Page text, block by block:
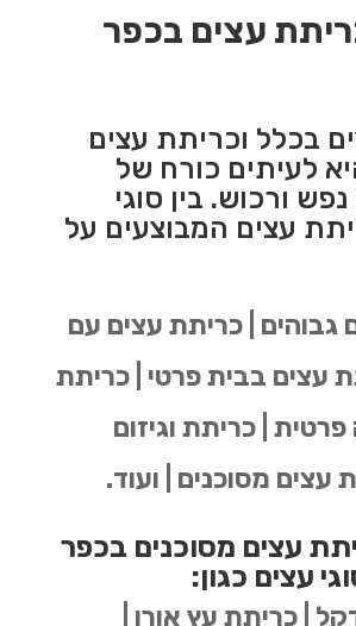
עצים בכפר
בכלל וכריתת עצים
לעיתים כורח של
ורכוש. בין סוגי
עצים המבוצעים על
גבוהים | כריתת עצים עם
עצים בבית פרטי | כריתת
| כריתת וגיזום
עצים מסוכנים | ועוד.
עצים מסוכנים בכפר
עצים כגון:
| כריתת עץ אורן |